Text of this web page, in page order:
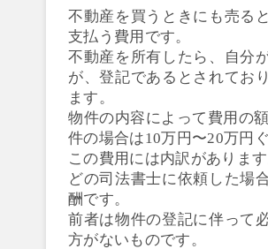
不動産を買うときにも売る
支払う費用です。
不動産を所有したら、自分
が、登記であるとされてお
ます。
物件の内容によって費用の
件の場合は10万円〜20万円
この費用には内訳があります
どの司法書士に依頼した場
酬です。
前者は物件の登記に伴って
方がないものです。